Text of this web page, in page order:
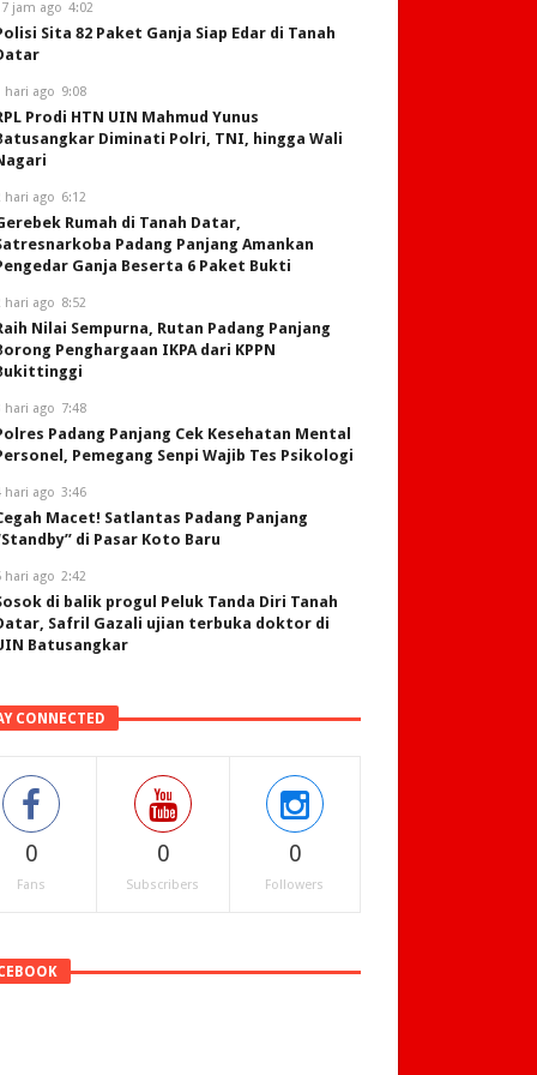
jam ago 4:02
Sita 82 Paket Ganja Siap Edar di Tanah
hari ago 9:08
Prodi HTN UIN Mahmud Yunus
Diminati Polri, TNI, hingga Wali
hari ago 6:12
Rumah di Tanah Datar,
Padang Panjang Amankan
Ganja Beserta 6 Paket Bukti
hari ago 8:52
Nilai Sempurna, Rutan Padang Panjang
Penghargaan IKPA dari KPPN
hari ago 7:48
Padang Panjang Cek Kesehatan Mental
Pemegang Senpi Wajib Tes Psikologi
hari ago 3:46
Macet! Satlantas Padang Panjang
di Pasar Koto Baru
hari ago 2:42
di balik progul Peluk Tanda Diri Tanah
Safril Gazali ujian terbuka doktor di
Batusangkar
CONNECTED
0
Fans
0
Subscribers
0
Followers